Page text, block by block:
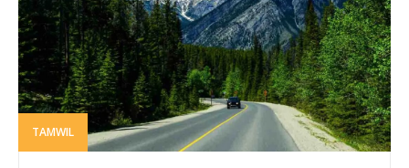
TAMWIL